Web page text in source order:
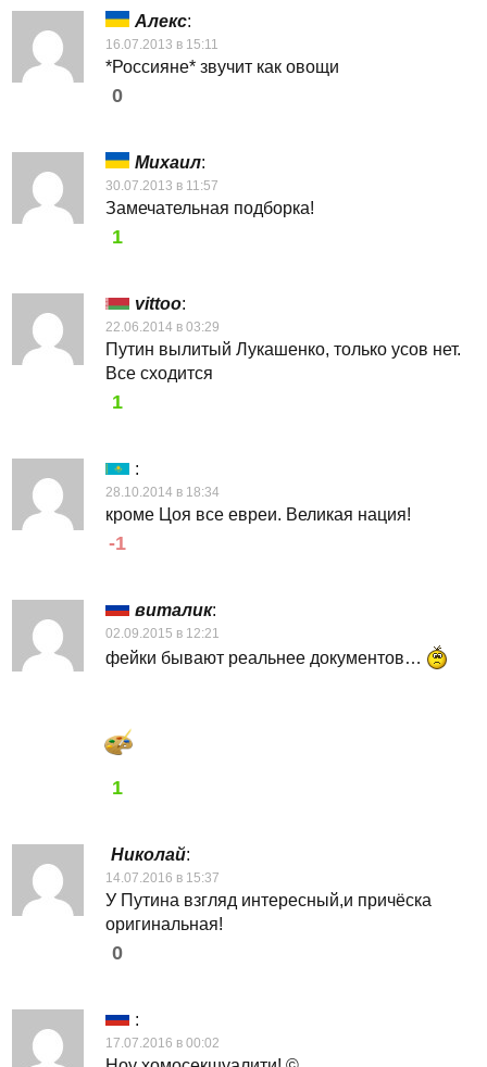
Алекс:
16.07.2013 в 15:11
*Россияне* звучит как овощи
0
Михаил:
30.07.2013 в 11:57
Замечательная подборка!
1
vittoo:
22.06.2014 в 03:29
Путин вылитый Лукашенко, только усов нет.
Все сходится
1
:
28.10.2014 в 18:34
кроме Цоя все евреи. Великая нация!
-1
виталик:
02.09.2015 в 12:21
фейки бывают реальнее документов…
1
Николай:
14.07.2016 в 15:37
У Путина взгляд интересный,и причёска
оригинальная!
0
:
17.07.2016 в 00:02